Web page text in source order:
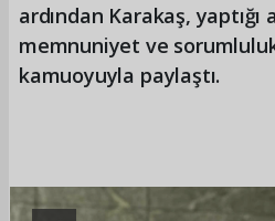
ardından Karakaş, yaptığı
memnuniyet ve
kamuoyuyla paylaştı.